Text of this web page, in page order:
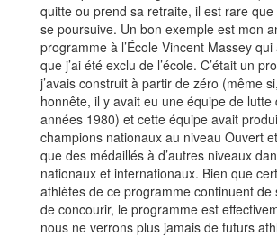
quitte ou prend sa retraite, il est rare
se poursuive. Un bon exemple est mon
programme à l’École Vincent Massey
que j’ai été exclu de l’école. C’était un
j’avais construit à partir de zéro (même
honnête, il y avait eu une équipe de lutte
années 1980) et cette équipe avait
champions nationaux au niveau Ouvert
que des médaillés à d’autres niveaux
nationaux et internationaux. Bien que
athlètes de ce programme continuent de
de concourir, le programme est
nous ne verrons plus jamais de futurs